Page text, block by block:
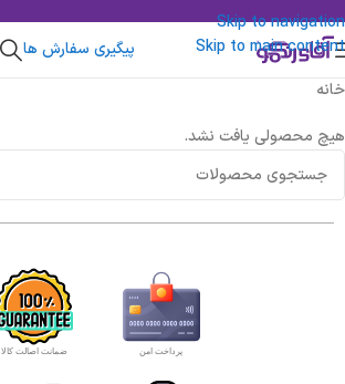
Skip to navigation
Skip to main content
پیگیری سفارش ها
خانه
هیچ محصولی یافت نشد.
پرداخت امن ضمانت اصالت کالا